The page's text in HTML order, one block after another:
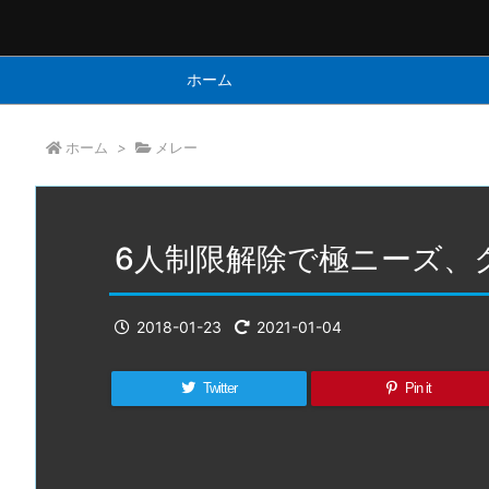
ホーム
ホーム > メレー
6人制限解除で極ニーズ、
2018-01-23 2021-01-04
Twitter Pin it